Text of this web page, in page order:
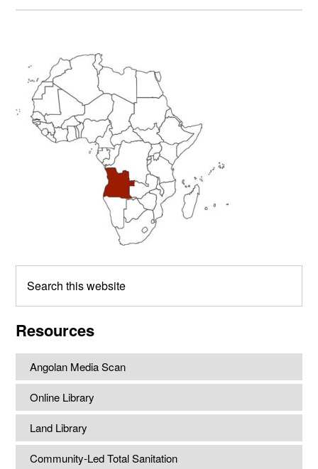
Primary
Sidebar
this
Resources
Angolan Media Scan
Online Library
Land Library
Community-Led Total Sanitation